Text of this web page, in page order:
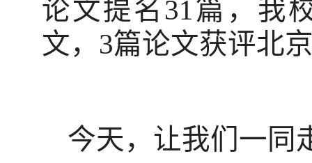
论文提名 31篇，我
文， 3篇论文获评北
今天，让我们一同